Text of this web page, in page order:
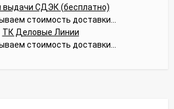
выдачи СДЭК (бесплатно)
стоимость доставки...
ТК Деловые Линии
стоимость доставки...